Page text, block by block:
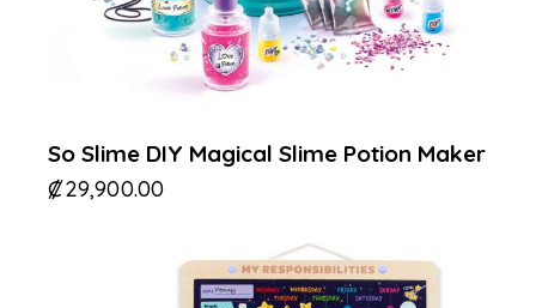
So Slime DIY Magical Slime Potion Maker
₡29,900.00